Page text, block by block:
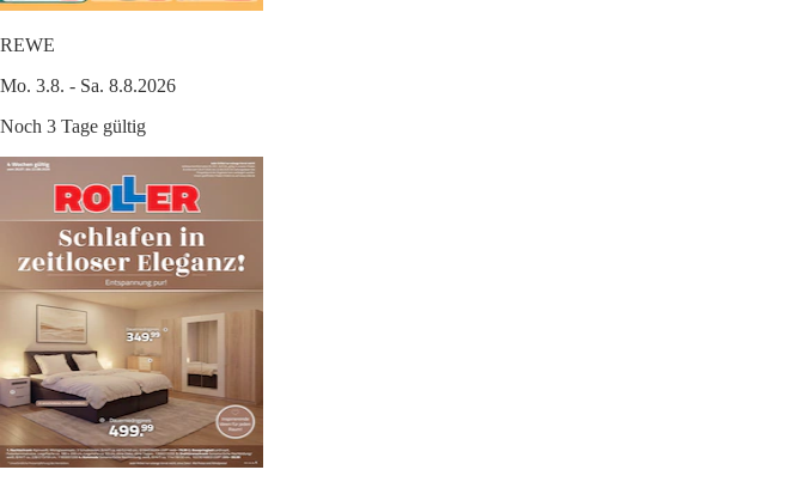
REWE
Mo. 3.8. - Sa. 8.8.2026
Noch 3 Tage gültig